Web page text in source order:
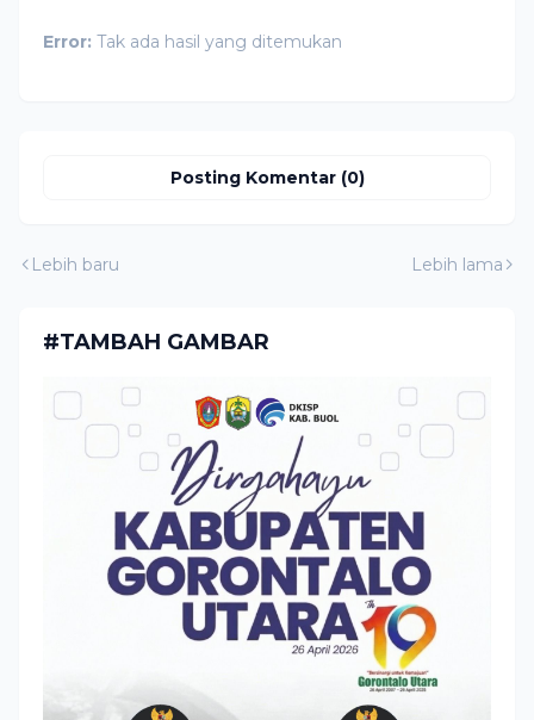
Error: Tak ada hasil yang ditemukan
Posting Komentar (0)
Lebih baru Lebih lama
#TAMBAH GAMBAR